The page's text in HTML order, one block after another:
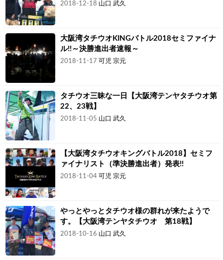
2018-12-18 山口 武久
大阪湾タチウオKINGバトル2018セミファイナ
ル!!～決勝進出者速報～
2018-11-17 可児 宗元
タチウオ三昧な一日【大阪湾テンヤタチウオ第
22、23戦】
2018-11-05 山口 武久
【大阪湾タチウオキングバトル2018】セミフ
ァイナリスト（準決勝進出者）発表!!
2018-11-04 可児 宗元
やっとやっとタチウオ様の群れが来たようで
す。【大阪湾テンヤタチウオ 第18戦】
2018-10-16 山口 武久